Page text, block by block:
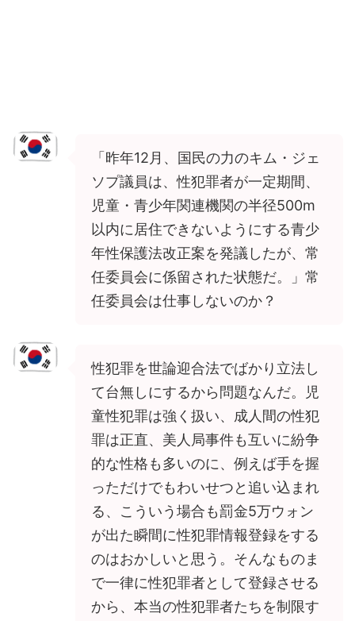
「昨年12月、国民の力のキム・ジェ
ソプ議員は、性犯罪者が一定期間、
児童・青少年関連機関の半径500m
以内に居住できないようにする青少
年性保護法改正案を発議したが、常
任委員会に係留された状態だ。」常
任委員会は仕事しないのか？
性犯罪を世論迎合法でばかり立法し
て台無しにするから問題なんだ。児
童性犯罪は強く扱い、成人間の性犯
罪は正直、美人局事件も互いに紛争
的な性格も多いのに、例えば手を握
っただけでもわいせつと追い込まれ
る、こういう場合も罰金5万ウォン
が出た瞬間に性犯罪情報登録をする
のはおかしいと思う。そんなものま
で一律に性犯罪者として登録させる
から、本当の性犯罪者たちを制限す